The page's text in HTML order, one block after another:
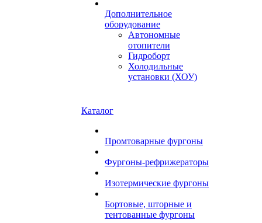
Дополнительное
оборудование
Автономные
отопители
Гидроборт
Холодильные
установки (ХОУ)
Каталог
Промтоварные фургоны
Фургоны-рефрижераторы
Изотермические фургоны
Бортовые, шторные и
тентованные фургоны